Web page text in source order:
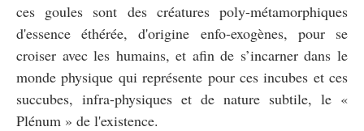
ces goules sont des créatures poly-métamorphiques
d'essence éthérée, d'origine enfo-exogènes, pour se
croiser avec les humains, et afin de s’incarner dans le
monde physique qui représente pour ces incubes et ces
succubes, infra-physiques et de nature subtile, le «
Plénum » de l'existence.